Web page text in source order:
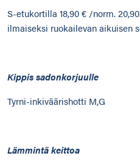
S-etukortilla 18,90 € /norm.
ilmaiseksi ruokailevan aikuisen
Kippis sadonkorjuulle
Tyrni-inkiväärishotti M,G
Lämmintä keittoa